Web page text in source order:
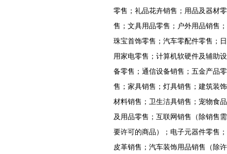
零售；礼品花卉销售；用品及器材零
售；文具用品零售；户外用品销售；
珠宝首饰零售；汽车零配件零售；日
用家电零售；计算机软硬件及辅助设
备零售；通信设备销售；五金产品零
售；家具销售；灯具销售；建筑装饰
材料销售；卫生洁具销售；宠物食品
及用品零售；互联网销售（除销售需
要许可的商品）；电子元器件零售；
皮革销售；汽车装饰用品销售（除许